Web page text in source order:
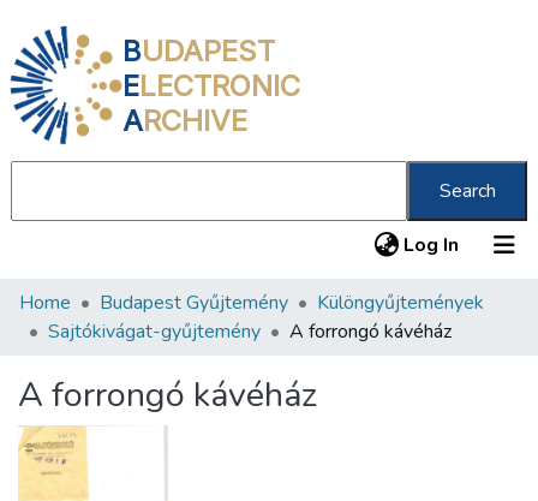
BUDAPEST
ELECTRONIC
ARCHIVE
Search
Log In (current)
Communities & Collections
Statistics
About us
Home Budapest Gyűjtemény
Különgyűjtemények
Sajtókivágat-gyűjtemény
A forrongó kávéház
A forrongó kávéház